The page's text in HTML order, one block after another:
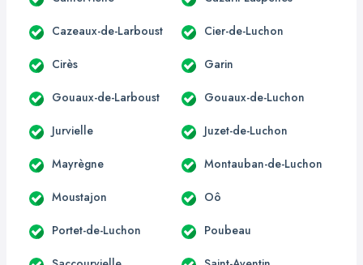
Cazeaux-de-Larboust Cier-de-Luchon
Cirès Garin
Gouaux-de-Larboust Gouaux-de-Luchon
Jurvielle Juzet-de-Luchon
Mayrègne Montauban-de-Luchon
Moustajon Oô
Portet-de-Luchon Poubeau